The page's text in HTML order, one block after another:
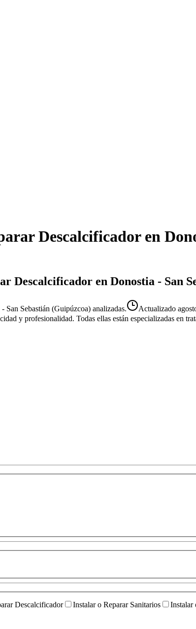
Descalcificadoren
Descalcificador en Donostia - San
San Sebastián (Guipúzcoa) analizadas. Actualizado
y profesionalidad. Todas ellas están especializadas en
Descalcificador Instalar o Reparar Sanitarios Instalar